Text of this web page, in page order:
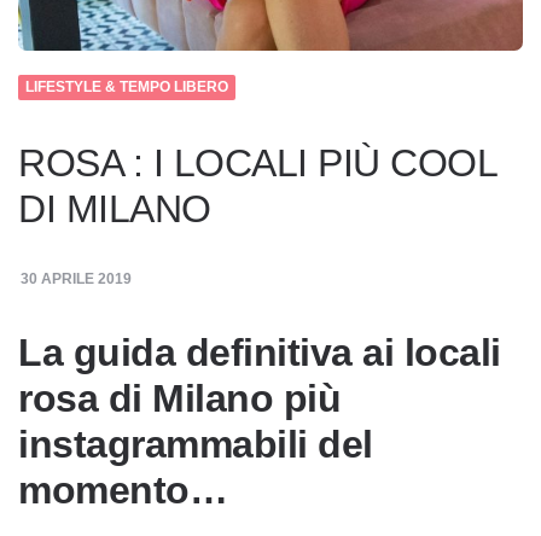
LIFESTYLE & TEMPO LIBERO
ROSA : I LOCALI PIÙ COOL
DI MILANO
30 APRILE 2019
La guida definitiva ai locali
rosa di Milano più
instagrammabili del
momento…